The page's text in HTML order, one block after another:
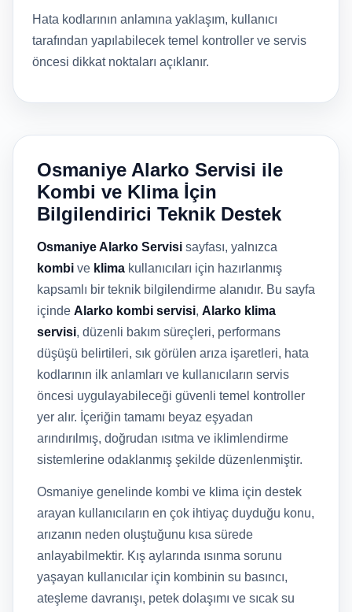
Hata kodlarının anlamına yaklaşım, kullanıcı
tarafından yapılabilecek temel kontroller ve servis
öncesi dikkat noktaları açıklanır.
Osmaniye Alarko Servisi ile
Kombi ve Klima İçin
Bilgilendirici Teknik Destek
Osmaniye Alarko Servisi sayfası, yalnızca
kombi ve klima kullanıcıları için hazırlanmış
kapsamlı bir teknik bilgilendirme alanıdır. Bu sayfa
içinde Alarko kombi servisi, Alarko klima
servisi, düzenli bakım süreçleri, performans
düşüşü belirtileri, sık görülen arıza işaretleri, hata
kodlarının ilk anlamları ve kullanıcıların servis
öncesi uygulayabileceği güvenli temel kontroller
yer alır. İçeriğin tamamı beyaz eşyadan
arındırılmış, doğrudan ısıtma ve iklimlendirme
sistemlerine odaklanmış şekilde düzenlenmiştir.
Osmaniye genelinde kombi ve klima için destek
arayan kullanıcıların en çok ihtiyaç duyduğu konu,
arızanın neden oluştuğunu kısa sürede
anlayabilmektir. Kış aylarında ısınma sorunu
yaşayan kullanıcılar için kombinin su basıncı,
ateşleme davranışı, petek dolaşımı ve sıcak su